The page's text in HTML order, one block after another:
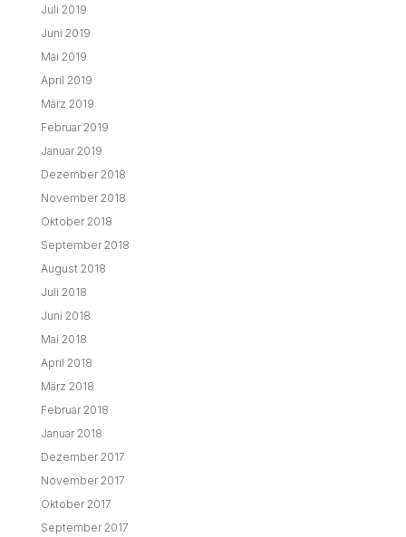
Juli 2019
Juni 2019
Mai 2019
April 2019
März 2019
Februar 2019
Januar 2019
Dezember 2018
November 2018
Oktober 2018
September 2018
August 2018
Juli 2018
Juni 2018
Mai 2018
April 2018
März 2018
Februar 2018
Januar 2018
Dezember 2017
November 2017
Oktober 2017
September 2017